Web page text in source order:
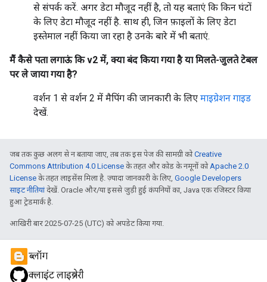
से संपर्क करें. अगर डेटा मौजूद नहीं है, तो यह बताएं कि किन घंटों
के लिए डेटा मौजूद नहीं है. साथ ही, जिन फ़ाइलों के लिए डेटा
इस्तेमाल नहीं किया जा रहा है उनके बारे में भी बताएं.
मैं कैसे पता लगाऊं कि v2 में, क्या बंद किया गया है या मिलते-जुलते टेबल
पर ले जाया गया है?
वर्शन 1 से वर्शन 2 में मैपिंग की जानकारी के लिए माइग्रेशन गाइड
देखें.
जब तक कुछ अलग से न बताया जाए, तब तक इस पेज की सामग्री कोCreative
Commons Attribution 4.0 License के तहत और कोड के नमूनों कोApache 2.0
License के तहत लाइसेंस मिला है. ज़्यादा जानकारी के लिए, Google Developers
साइट नीतियांदेखें. Oracle और/या इससे जुड़ी हुई कंपनियों का, Java एक रजिस्टर किया
हुआ ट्रेडमार्क है.
आखिरी बार 2025-07-25 (UTC) को अपडेट किया गया.
ब्लॉग
क्लाइंट लाइब्रेरी